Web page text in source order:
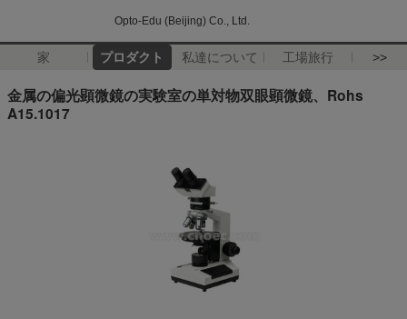
Opto-Edu (Beijing) Co., Ltd.
家 プロダクト 私達について 工場旅行 >>
金属の偏光顕微鏡の実験室の単対物双眼顕微鏡、Rohs
A15.1017